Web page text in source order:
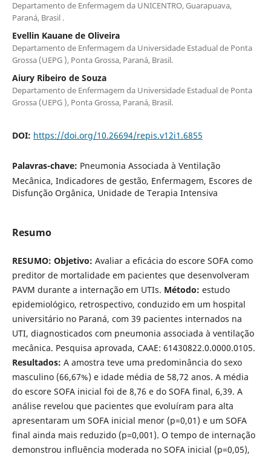
Departamento de Enfermagem da UNICENTRO, Guarapuava,
Paraná, Brasil .
Evellin Kauane de Oliveira
Departamento de Enfermagem da Universidade Estadual de Ponta
Grossa (UEPG ), Ponta Grossa, Paraná, Brasil.
Aiury Ribeiro de Souza
Departamento de Enfermagem da Universidade Estadual de Ponta
Grossa (UEPG ), Ponta Grossa, Paraná, Brasil.
DOI: https://doi.org/10.26694/repis.v12i1.6855
Palavras-chave: Pneumonia Associada à Ventilação
Mecânica, Indicadores de gestão, Enfermagem, Escores de
Disfunção Orgânica, Unidade de Terapia Intensiva
Resumo
RESUMO: Objetivo: Avaliar a eficácia do escore SOFA como
preditor de mortalidade em pacientes que desenvolveram
PAVM durante a internação em UTIs.​ Método: estudo
epidemiológico, retrospectivo, conduzido em um hospital
universitário no Paraná, com 39 pacientes internados na
UTI, diagnosticados com pneumonia associada à ventilação
mecânica. Pesquisa aprovada, CAAE: 61430822.0.0000.0105.
Resultados: A amostra teve uma predominância do sexo
masculino (66,67%) e idade média de 58,72 anos. A média
do escore SOFA inicial foi de 8,76 e do SOFA final, 6,39. A
análise revelou que pacientes que evoluíram para alta
apresentaram um SOFA inicial menor (p=0,01) e um SOFA
final ainda mais reduzido (p=0,001). O tempo de internação
demonstrou influência moderada no SOFA inicial (p=0,05),